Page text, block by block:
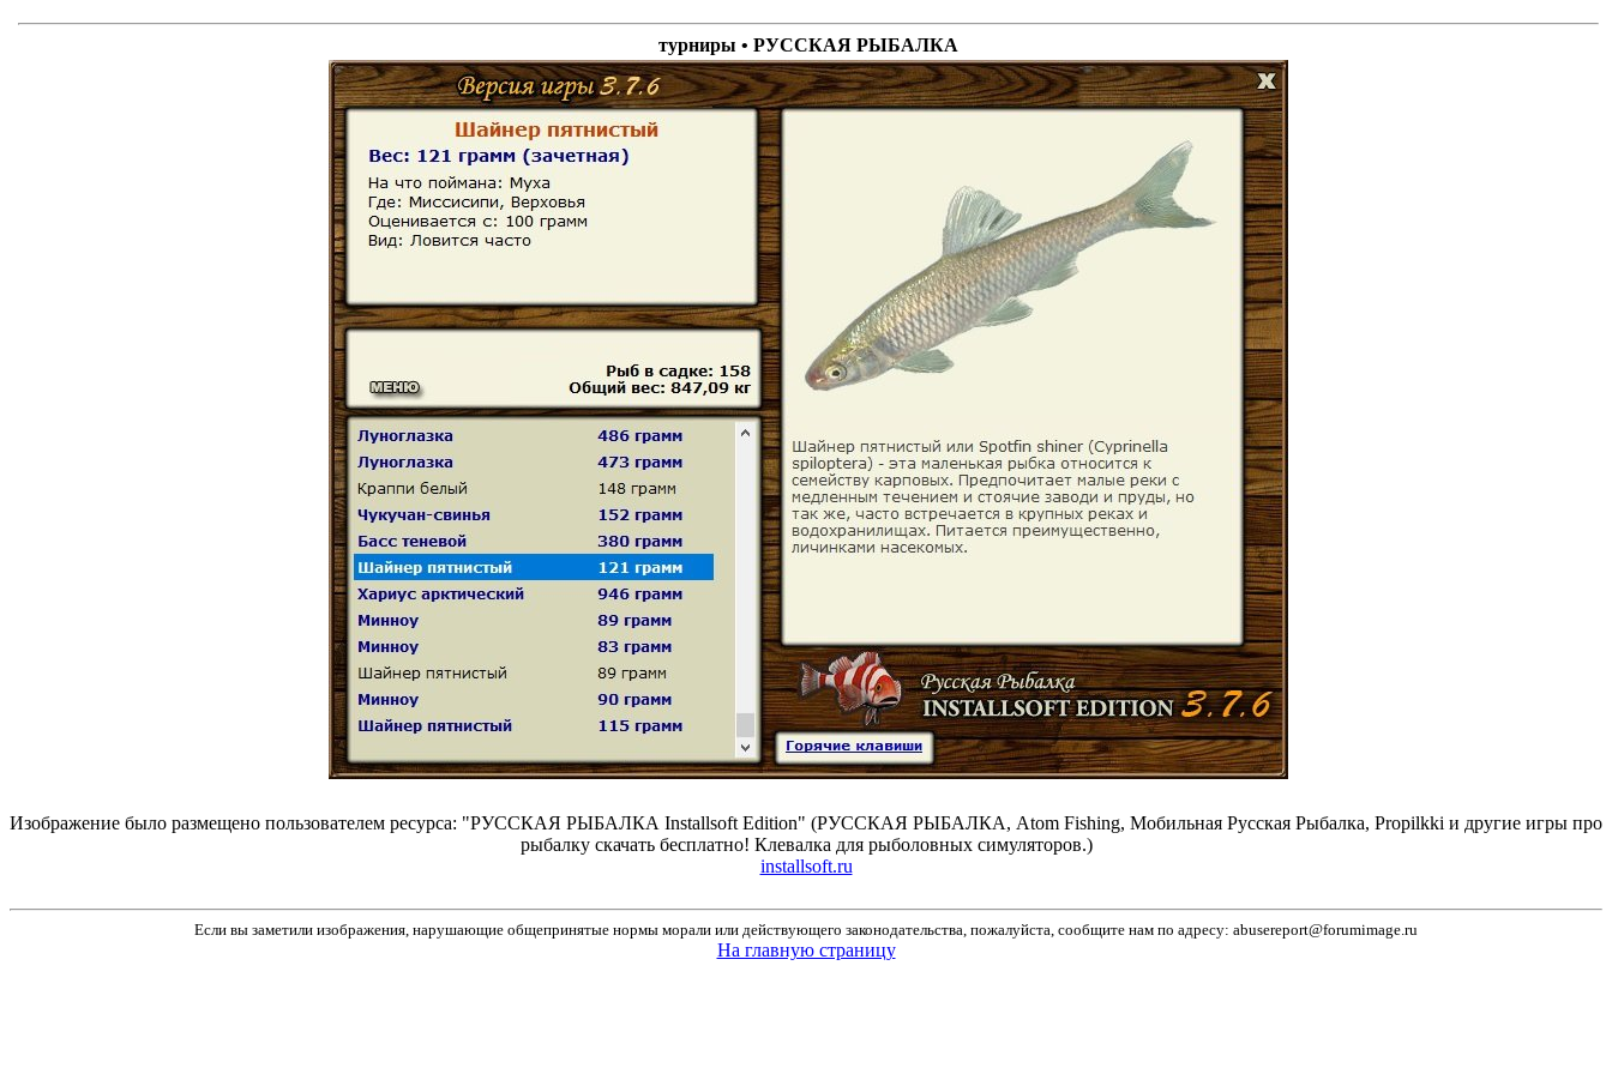
турниры • РУССКАЯ РЫБАЛКА
Изображение было размещено пользователем ресурса: "РУССКАЯ РЫБАЛКА Installsoft Edition" (РУССКАЯ РЫБАЛКА, Atom Fishing, Мобильная Русская Рыбалка, Propilkki и другие игры про
рыбалку скачать бесплатно! Клевалка для рыболовных симуляторов.)
installsoft.ru
Если вы заметили изображения, нарушающие общепринятые нормы морали или действующего законодательства, пожалуйста, сообщите нам по адресу: abusereport@forumimage.ru
На главную страницу